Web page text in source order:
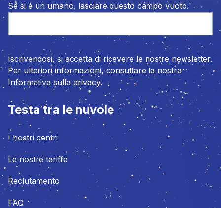
Se si è un umano, lasciare questo campo vuoto.
Iscrivendosi, si accetta di ricevere le nostre newsletter.
Per ulteriori informazioni, consultare la nostra
Informativa sulla privacy.
Testa tra le nuvole
I nostri centri
Le nostre tariffe
Reclutamento
FAQ